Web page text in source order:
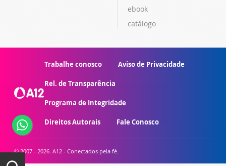
ebook
catálogo
Trabalhe conosco Aviso de Privacidade
Rel. de Transparência
Programa de Integridade
Direitos Autorais Fale Conosco
© 2007 - 2026. A12 - Conectados pela fé.